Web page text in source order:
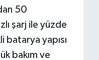
50
şarj ile yüzde
yapısı
bakım ve